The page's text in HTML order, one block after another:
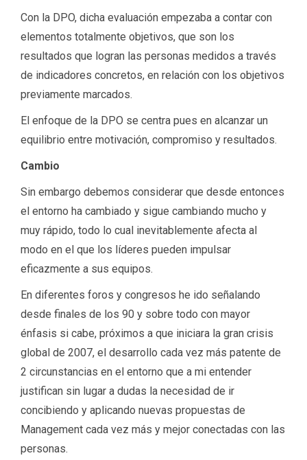
Con la DPO, dicha evaluación empezaba a contar con
elementos totalmente objetivos, que son los
resultados que logran las personas medidos a través
de indicadores concretos, en relación con los objetivos
previamente marcados.
El enfoque de la DPO se centra pues en alcanzar un
equilibrio entre motivación, compromiso y resultados.
Cambio
Sin embargo debemos considerar que desde entonces
el entorno ha cambiado y sigue cambiando mucho y
muy rápido, todo lo cual inevitablemente afecta al
modo en el que los líderes pueden impulsar
eficazmente a sus equipos.
En diferentes foros y congresos he ido señalando
desde finales de los 90 y sobre todo con mayor
énfasis si cabe, próximos a que iniciara la gran crisis
global de 2007, el desarrollo cada vez más patente de
2 circunstancias en el entorno que a mi entender
justifican sin lugar a dudas la necesidad de ir
concibiendo y aplicando nuevas propuestas de
Management cada vez más y mejor conectadas con las
personas.